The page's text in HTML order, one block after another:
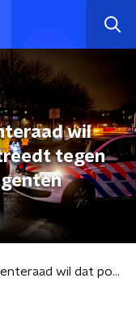
wil
tegen
Rotterdamse gemeenteraad wil dat politie harder optreedt tegen racistische uitingen agenten